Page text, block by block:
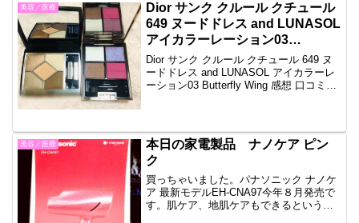
美容／医療
Dior サンク クルール クチュール
649 ヌードドレス and LUNASOL
アイカラーレーション03
Butterfly Wing 感想 口コミレビ
ュー
Dior サンク クルール クチュール 649 ヌ
ードドレス and LUNASOL アイカラーレ
ーション03 Butterfly Wing 感想 口コミレ
美容／医療
本日の家電製品 ナノケア ピン
ク
買っちゃいました。パナソニック ナノケ
ア 最新モデルEH-CNA97今年８月発売で
す。肌ケア、地肌ケアもできるという優